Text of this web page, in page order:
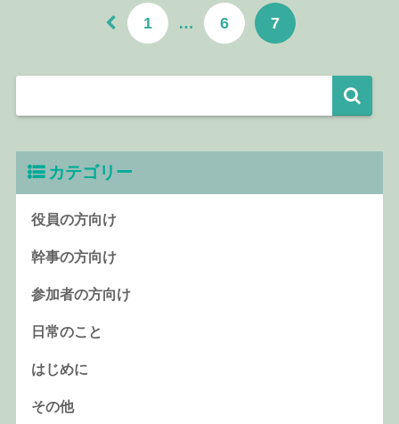
1 … 6 7
カテゴリー
役員の方向け
幹事の方向け
参加者の方向け
日常のこと
はじめに
その他